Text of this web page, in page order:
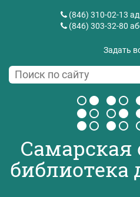
(846) 310-02-13
(846) 303-32-80
Задать
Самарская
библиотека